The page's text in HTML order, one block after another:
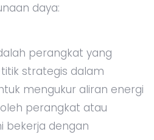
daya:
perangkat yang
strategis dalam
mengukur aliran energi
perangkat atau
bekerja dengan